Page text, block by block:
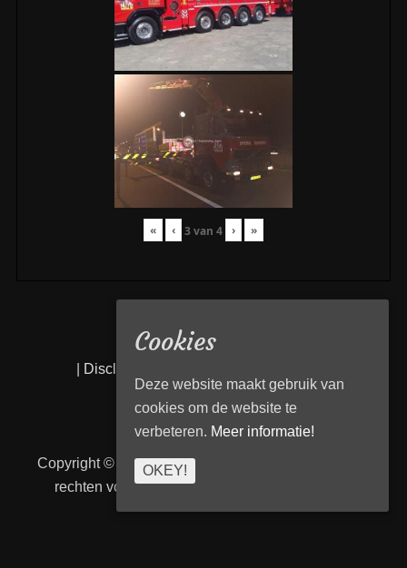
« ‹ 3van 4 › »
Disclaimer
Copyright © 2026Transport Begeleiding Venlo
rechten voorbehouden. | TBVenlo door
Cookies
Deze website maakt gebruik van
cookies om de website te
verbeteren. Meer informatie!
OKEY!